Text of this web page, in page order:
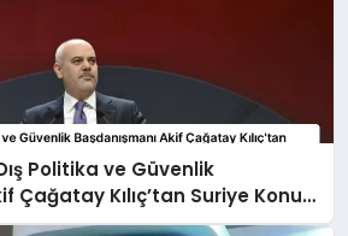
Politika ve Güvenlik
Çağatay Kılıç’tan Suriye Konulu